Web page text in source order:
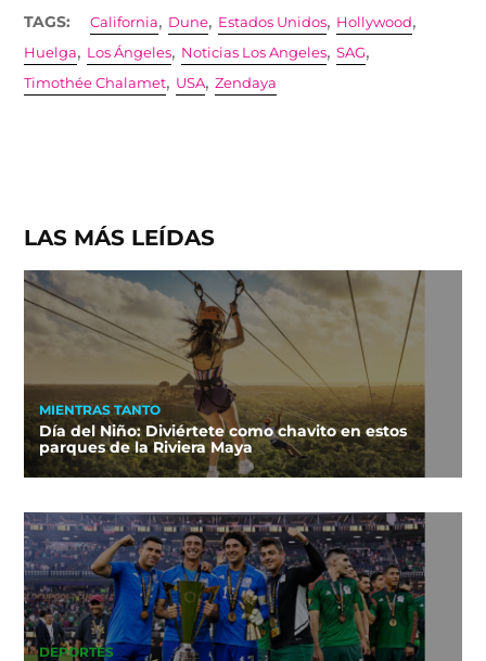
TAGS: California, Dune, Estados Unidos, Hollywood,
Huelga, Los Ángeles, Noticias Los Angeles,SAG,
Timothée Chalamet, USA,Zendaya
LAS MÁS LEÍDAS
MIENTRAS TANTO
Día del Niño: Diviértete como chavito en estos
parques de la Riviera Maya
DEPORTES